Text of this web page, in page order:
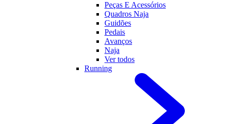
Peças E Acessórios
Quadros Naja
Guidões
Pedais
Avanços
Naja
Ver todos
Running